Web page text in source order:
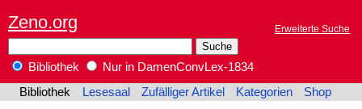
Zeno.org Erweiterte Suche
Bibliothek
Nur in DamenConvLex-1834
Bibliothek
Lesesaal Zufälliger Artikel Kategorien Shop